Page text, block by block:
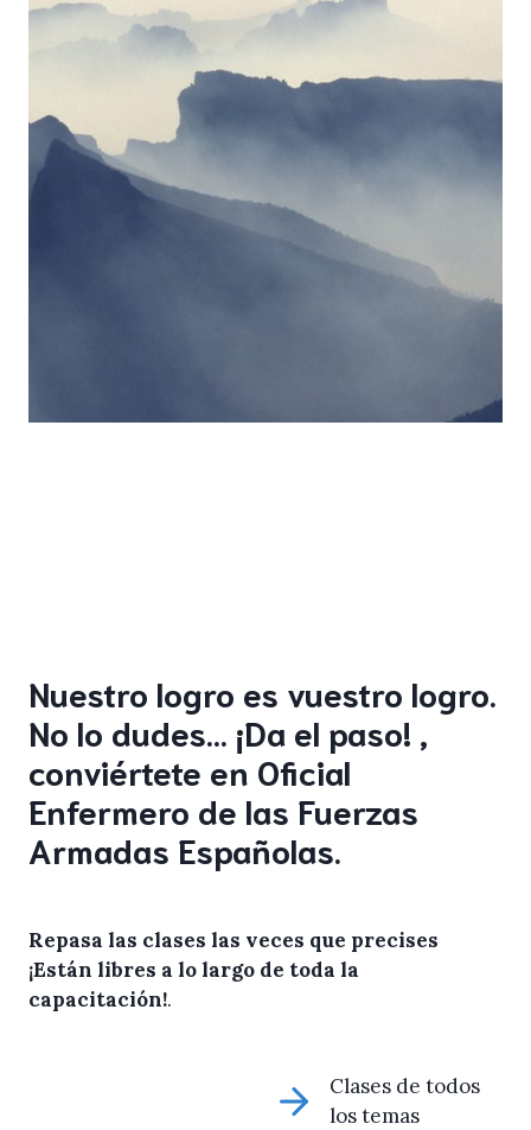
Nuestro logro es vuestro logro.
No lo dudes… ¡Da el paso! ,
conviértete en Oficial
Enfermero de las Fuerzas
Armadas Españolas.
Repasa las clases las veces que precises
¡Están libres a lo largo de toda la
capacitación!.
Clases de todos
los temas